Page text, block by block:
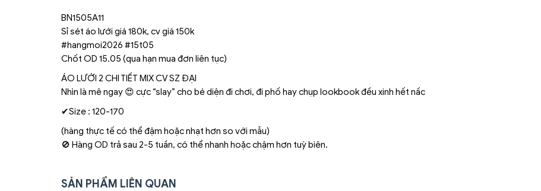
BN1505A11
Sỉ sét áo lưới giá 180k, cv giá 150k
#hangmoi2026 #15t05
Chốt OD 15.05 (qua hạn mua đơn liên tục)
ÁO LƯỚI 2 CHI TIẾT MIX CV SZ ĐẠI
Nhìn là mê ngay 😍 cực “slay” cho bé diện đi chơi, đi phố hay chụp lookbook đều xinh hết nấc
✔Size : 120-170
(hàng thực tế có thể đậm hoặc nhạt hơn so với mẫu)
🚫 Hàng OD trả sau 2-5 tuần, có thể nhanh hoặc chậm hơn tuỳ biên.
SẢN PHẨM LIÊN QUAN